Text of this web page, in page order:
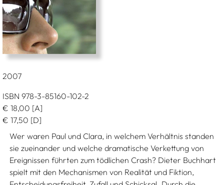
2007
ISBN 978-3-85160-102-2
€ 18,00 [A]
€ 17,50 [D]
Wer waren Paul und Clara, in welchem Verhältnis standen
sie zueinander und welche dramatische Verkettung von
Ereignissen führten zum tödlichen Crash? Dieter Buchhart
spielt mit den Mechanismen von Realität und Fiktion,